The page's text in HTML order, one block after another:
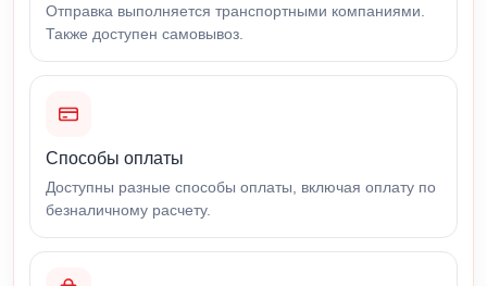
Отправка выполняется транспортными компаниями.
Также доступен самовывоз.
Способы оплаты
Доступны разные способы оплаты, включая оплату по
безналичному расчету.